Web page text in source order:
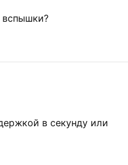
вспышки?
в секунду или